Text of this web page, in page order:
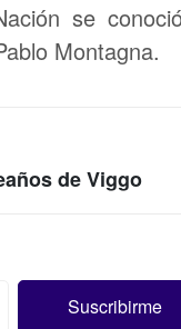
se
Montagna.
de Viggo